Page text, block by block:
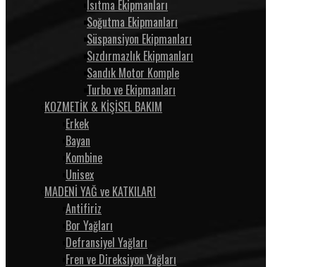
Isıtma Ekipmanları
Soğutma Ekipmanları
Süspansiyon Ekipmanları
Sızdırmazlık Ekipmanları
Sandık Motor Komple
Turbo ve Ekipmanları
KOZMETİK & KİŞİSEL BAKIM
Erkek
Bayan
Kombine
Unisex
MADENİ YAĞ ve KATKILARI
Antifiriz
Bor Yağları
Defransiyel Yağları
Fren ve Direksiyon Yağları